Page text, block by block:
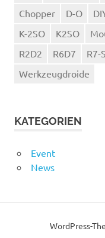
Chopper
D-O
K-2SO
K2SO
R2D2
R6D7 R7-
Werkzeugdroide
KATEGORIEN
Event
News
WordPress-